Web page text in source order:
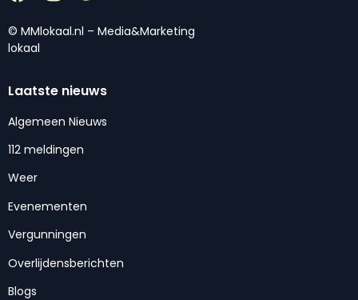
© MMlokaal.nl – Media&Marketing
lokaal
Laatste nieuws
Algemeen Nieuws
112 meldingen
Weer
Evenementen
Vergunningen
Overlijdensberichten
Blogs